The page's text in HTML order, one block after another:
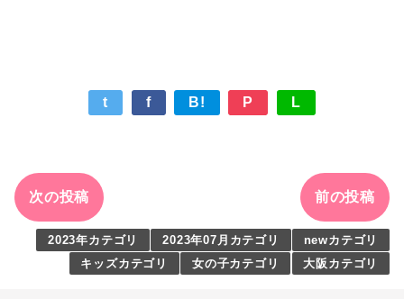
t f B! P L
次の投稿 前の投稿
2023年カテゴリ 2023年07月カテゴリ
newカテゴリ
キッズカテゴリ
女の子カテゴリ 大阪カテゴリ